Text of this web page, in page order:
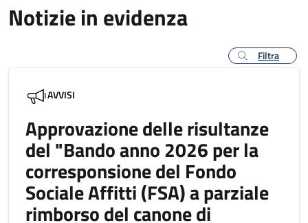
Notizie in evidenza
Filtra
AVVISI
Approvazione delle risultanze
del "Bando anno 2026 per la
corresponsione del Fondo
Sociale Affitti (FSA) a parziale
rimborso del canone di